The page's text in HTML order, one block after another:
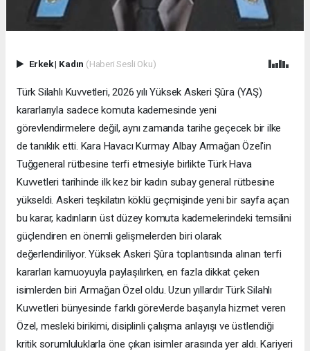
Erkek| Kadın (Haberi Sesli Oku)
Türk Silahlı Kuvvetleri, 2026 yılı Yüksek Askeri Şûra (YAŞ)
kararlarıyla sadece komuta kademesinde yeni
görevlendirmelere değil, aynı zamanda tarihe geçecek bir ilke
de tanıklık etti. Kara Havacı Kurmay Albay Armağan Özel'in
Tuğgeneral rütbesine terfi etmesiyle birlikte Türk Hava
Kuvvetleri tarihinde ilk kez bir kadın subay general rütbesine
yükseldi. Askeri teşkilatın köklü geçmişinde yeni bir sayfa açan
bu karar, kadınların üst düzey komuta kademelerindeki temsilini
güçlendiren en önemli gelişmelerden biri olarak
değerlendiriliyor. Yüksek Askeri Şûra toplantısında alınan terfi
kararları kamuoyuyla paylaşılırken, en fazla dikkat çeken
isimlerden biri Armağan Özel oldu. Uzun yıllardır Türk Silahlı
Kuvvetleri bünyesinde farklı görevlerde başarıyla hizmet veren
Özel, mesleki birikimi, disiplinli çalışma anlayışı ve üstlendiği
kritik sorumluluklarla öne çıkan isimler arasında yer aldı. Kariyeri